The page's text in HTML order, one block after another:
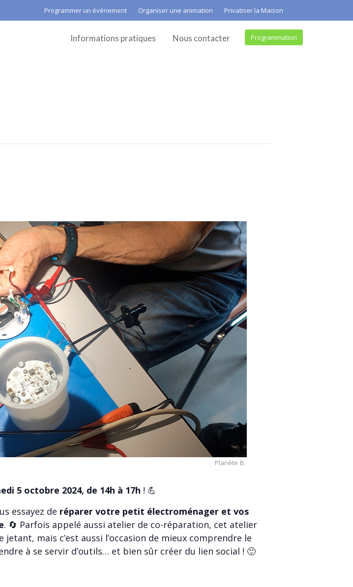
Programmer un événement Organiser une animation Privatiser la Maison
Programmation
Informations pratiques Nous contacter
Planète B
5 octobre 2024, de 14h à 17h ! 💪
essayez de réparer votre petit électroménager et vos
. 🔄 Parfois appelé aussi atelier de co-réparation, cet atelier
mais c’est aussi l’occasion de mieux comprendre le
à se servir d’outils… et bien sûr créer du lien social ! 🙂